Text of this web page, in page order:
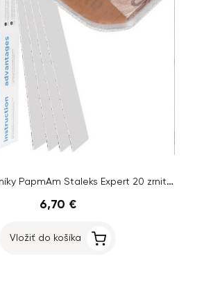
Náhradné pilníky PapmAm Staleks Expert 20 zrnitosť 180, 25 ks
6,70 €
Vložiť do košíka